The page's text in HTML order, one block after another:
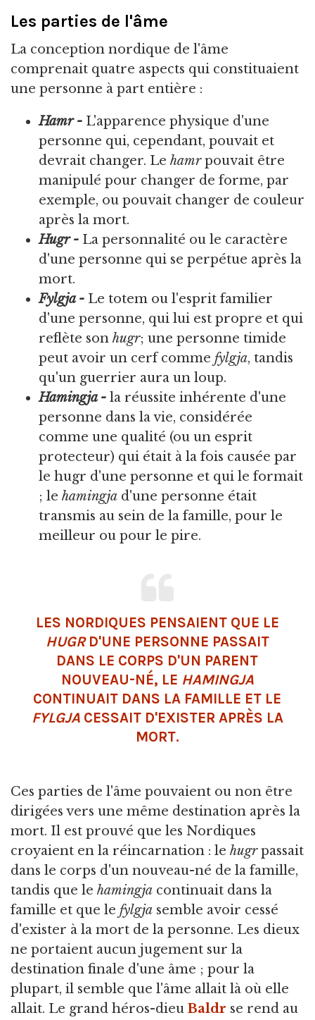
Les parties de l'âme
La conception nordique de l'âme
comprenait quatre aspects qui constituaient
une personne à part entière :
Hamr - L'apparence physique d'une
personne qui, cependant, pouvait et
devrait changer. Le hamrpouvait être
manipulé pour changer de forme, par
exemple, ou pouvait changer de couleur
après la mort.
Hugr - La personnalité ou le caractère
d'une personne qui se perpétue après la
mort.
Fylgja - Le totem ou l'esprit familier
d'une personne, qui lui est propre et qui
reflète son hugr; une personne timide
peut avoir un cerf comme fylgja, tandis
qu'un guerrier aura un loup.
Hamingja - la réussite inhérente d'une
personne dans la vie, considérée
comme une qualité (ou un esprit
protecteur) qui était à la fois causée par
le hugr d'une personne et qui le formait
; le hamingja d'une personne était
transmis au sein de la famille, pour le
meilleur ou pour le pire.
LES NORDIQUES PENSAIENT QUE LE
HUGRD'UNE PERSONNE PASSAIT
DANS LE CORPS D'UN PARENT
NOUVEAU-NÉ, LE HAMINGJA
CONTINUAIT DANS LA FAMILLE ET LE
FYLGJACESSAIT D'EXISTER APRÈS LA
MORT.
Ces parties de l'âme pouvaient ou non être
dirigées vers une même destination après la
mort. Il est prouvé que les Nordiques
croyaient en la réincarnation : le hugrpassait
dans le corps d'un nouveau-né de la famille,
tandis que le hamingja continuait dans la
famille et que le fylgja semble avoir cessé
d'exister à la mort de la personne. Les dieux
ne portaient aucun jugement sur la
destination finale d'une âme ; pour la
plupart, il semble que l'âme allait là où elle
allait. Le grand héros-dieu Baldr se rend au